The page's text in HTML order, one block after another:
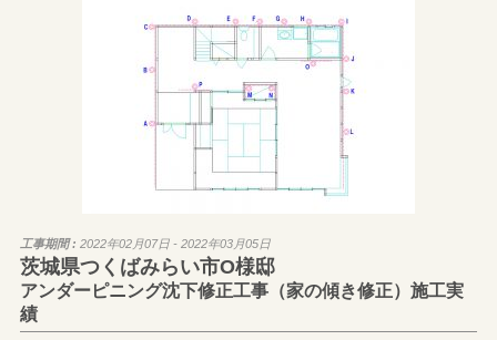
工事期間 : 2022年02月07日 - 2022年03月05日
茨城県つくばみらい市O様邸
アンダーピニング沈下修正工事（家の傾き修正）施工実
績